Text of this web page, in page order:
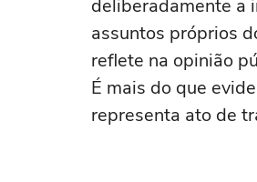
deliberadamente a
assuntos próprios
reflete na opinião
É mais do que
representa ato de